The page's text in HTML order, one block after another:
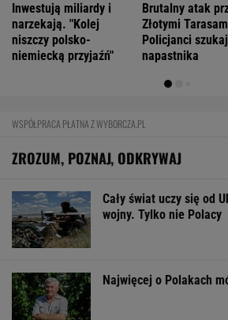
Inwestują miliardy i
narzekają. "Kolej
niszczy polsko-
niemiecką przyjaźń"
Brutalny atak
Złotymi
Policjanci
napastnika
WSPÓŁPRACA PŁATNA Z WYBORCZA.PL
ZROZUM, POZNAJ, ODKRYWAJ
Cały świat uczy się od
wojny. Tylko nie Polacy
Najwięcej o Polakach